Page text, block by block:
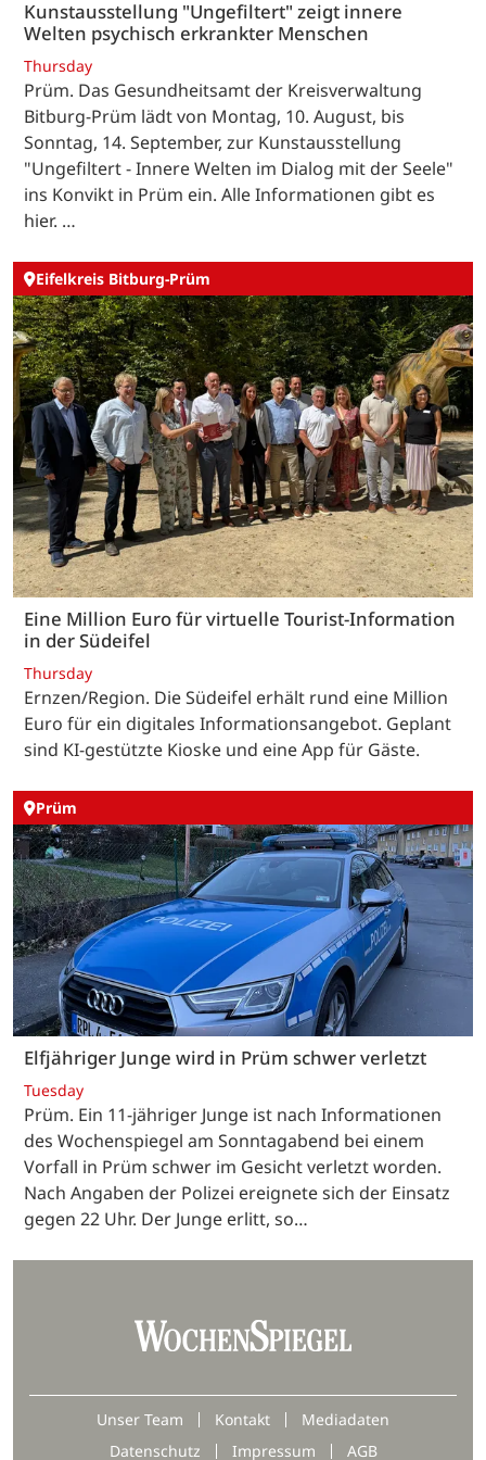
Kunstausstellung "Ungefiltert" zeigt innere
Welten psychisch erkrankter Menschen
Thursday
Prüm. Das Gesundheitsamt der Kreisverwaltung
Bitburg-Prüm lädt von Montag, 10. August, bis
Sonntag, 14. September, zur Kunstausstellung
"Ungefiltert - Innere Welten im Dialog mit der Seele"
ins Konvikt in Prüm ein. Alle Informationen gibt es
hier. …
Eifelkreis Bitburg-Prüm
Eine Million Euro für virtuelle Tourist-Information
in der Südeifel
Thursday
Ernzen/Region. Die Südeifel erhält rund eine Million
Euro für ein digitales Informationsangebot. Geplant
sind KI-gestützte Kioske und eine App für Gäste.
Prüm
Elfjähriger Junge wird in Prüm schwer verletzt
Tuesday
Prüm. Ein 11-jähriger Junge ist nach Informationen
des Wochenspiegel am Sonntagabend bei einem
Vorfall in Prüm schwer im Gesicht verletzt worden.
Nach Angaben der Polizei ereignete sich der Einsatz
gegen 22 Uhr. Der Junge erlitt, so…
Unser Team Kontakt
Mediadaten
Datenschutz
Impressum AGB